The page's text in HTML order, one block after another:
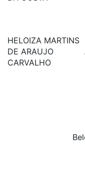
HELOIZA MARTINS
DE ARAUJO
CARVALHO